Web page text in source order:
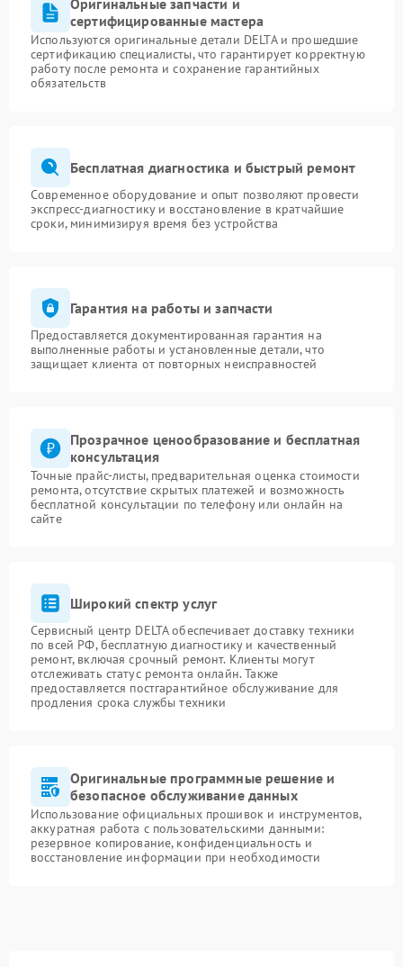
Оригинальные запчасти и
сертифицированные мастера
Используются оригинальные детали DELTA и прошедшие
сертификацию специалисты, что гарантирует корректную
работу после ремонта и сохранение гарантийных
обязательств
Бесплатная диагностика и быстрый ремонт
Современное оборудование и опыт позволяют провести
экспресс-диагностику и восстановление в кратчайшие
сроки, минимизируя время без устройства
Гарантия на работы и запчасти
Предоставляется документированная гарантия на
выполненные работы и установленные детали, что
защищает клиента от повторных неисправностей
Прозрачное ценообразование и бесплатная
консультация
Точные прайс-листы, предварительная оценка стоимости
ремонта, отсутствие скрытых платежей и возможность
бесплатной консультации по телефону или онлайн на
сайте
Широкий спектр услуг
Сервисный центр DELTA обеспечивает доставку техники
по всей РФ, бесплатную диагностику и качественный
ремонт, включая срочный ремонт. Клиенты могут
отслеживать статус ремонта онлайн. Также
предоставляется постгарантийное обслуживание для
продления срока службы техники
Оригинальные программные решение и
безопасное обслуживание данных
Использование официальных прошивок и инструментов,
аккуратная работа с пользовательскими данными:
резервное копирование, конфиденциальность и
восстановление информации при необходимости